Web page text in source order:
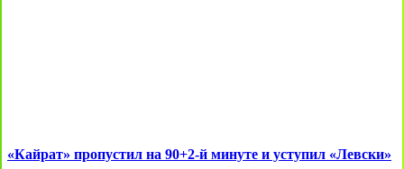
«Кайрат» пропустил на 90+2-й минуте и уступил «Левски»